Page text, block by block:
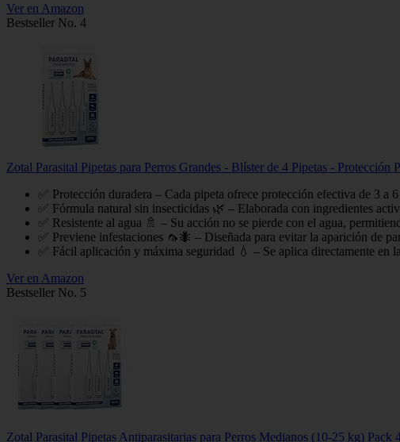
Ver en Amazon
Bestseller No. 4
Zotal Parasital Pipetas para Perros Grandes - Blíster de 4 Pipetas -
✅ Protección duradera – Cada pipeta ofrece protección efectiva de 3 a
✅ Fórmula natural sin insecticidas 🌿 – Elaborada con ingredientes
✅ Resistente al agua 🚿 – Su acción no se pierde con el agua,
✅ Previene infestaciones 🦟🐜 – Diseñada para evitar la aparición de
✅ Fácil aplicación y máxima seguridad 💧 – Se aplica directamente en
Ver en Amazon
Bestseller No. 5
Zotal Parasital Pipetas Antiparasitarias para Perros Medianos (10-25 kg)